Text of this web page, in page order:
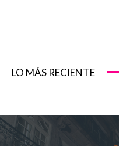
LO MÁS RECIENTE